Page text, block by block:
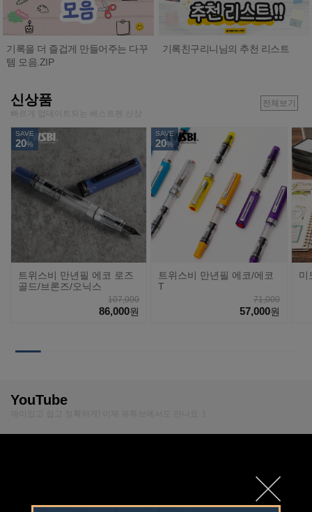
기록을 더 즐겁게 만들어주는 다꾸
템 모음.ZIP
기록친구리니님의 추천 리스트
신상품
빠르게 업데이트되는 베스트펜 신상
전체보기
SAVE
20%
트위스비 만년필 에코 로즈
골드/브론즈/오닉스
107,000
86,000원
SAVE
20%
트위스비 만년필 에코/에코
T
71,000
57,000원
미
YouTube